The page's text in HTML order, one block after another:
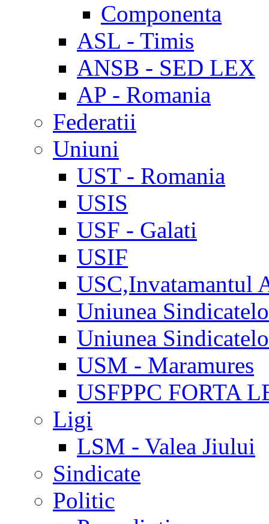
Componenta
ASL - Timis
ANSB - SED LEX
AP - Romania
Federatii
Uniuni
UST - Romania
USIS
USF - Galati
USIF
USC,Invatamantul
Uniunea
Uniunea
USM - Maramures
USFPPC FORTA
Ligi
LSM - Valea Jiului
Sindicate
Politic